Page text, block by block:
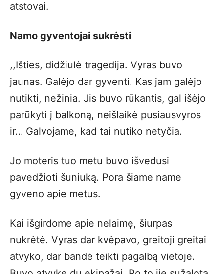
atstovai.
Namo gyventojai sukrėsti
,,Išties, didžiulė tragedija. Vyras buvo
jaunas. Galėjo dar gyventi. Kas jam galėjo
nutikti, nežinia. Jis buvo rūkantis, gal išėjo
parūkyti į balkoną, neišlaikė pusiausvyros
ir… Galvojame, kad tai nutiko netyčia.
Jo moteris tuo metu buvo išvedusi
pavedžioti šuniuką. Pora šiame name
gyveno apie metus.
Kai išgirdome apie nelaimę, šiurpas
nukrėtė. Vyras dar kvėpavo, greitoji greitai
atvyko, dar bandė teikti pagalbą vietoje.